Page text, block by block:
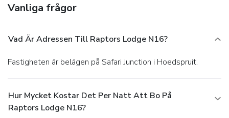
Vanliga frågor
Vad Är Adressen Till Raptors Lodge N16?
Fastigheten är belägen på Safari Junction i Hoedspruit.
Hur Mycket Kostar Det Per Natt Att Bo På
Raptors Lodge N16?